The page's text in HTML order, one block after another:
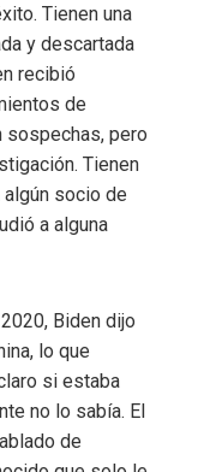
Tienen una
y descartada
recibió
de
sospechas, pero
Tienen
socio de
a alguna
Biden dijo
lo que
si estaba
no lo sabía. El
de